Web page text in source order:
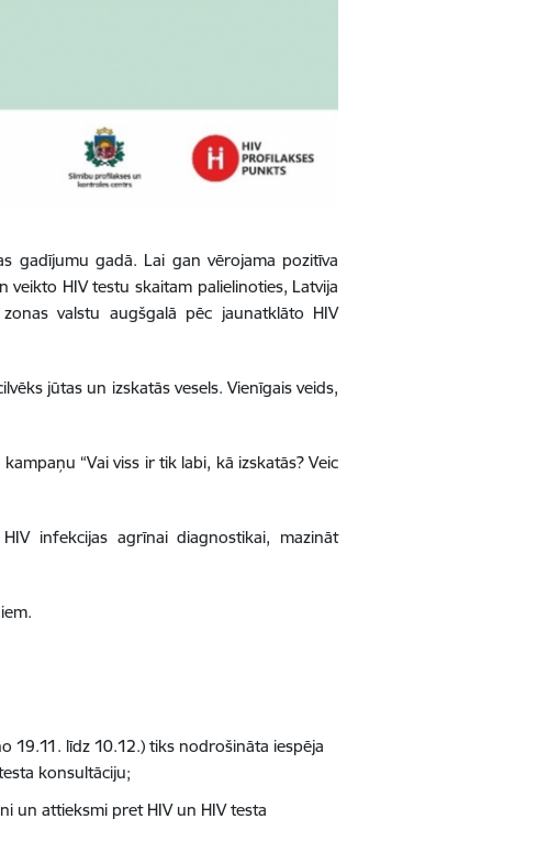
gadījumu gadā. Lai gan vērojama pozitīva
HIV testu skaitam palielinoties, Latvija
valstu augšgalā pēc jaunatklāto HIV
jūtas un izskatās vesels. Vienīgais veids,
“Vai viss ir tik labi, kā izskatās? Veic
infekcijas agrīnai diagnostikai, mazināt
19.11. līdz 10.12.) tiks nodrošināta iespēja
konsultāciju;
un attieksmi pret HIV un HIV testa